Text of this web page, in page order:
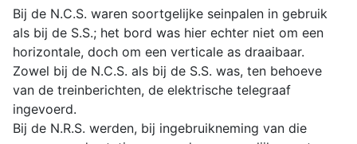
Bij de N.C.S. waren soortgelijke seinpalen in gebruik
als bij de S.S.; het bord was hier echter niet om een
horizontale, doch om een verticale as draaibaar.
Zowel bij de N.C.S. als bij de S.S. was, ten behoeve
van de treinberichten, de elektrische telegraaf
ingevoerd.
Bij de N.R.S. werden, bij ingebruikneming van die